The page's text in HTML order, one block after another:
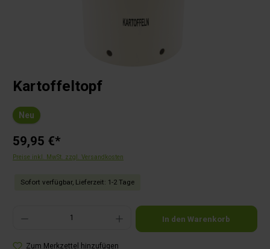
Kartoffeltopf
Neu
59,95 €*
Preise inkl. MwSt. zzgl. Versandkosten
Sofort verfügbar, Lieferzeit: 1-2 Tage
Produkt Anzahl: Gib den gewünschten Wert ein oder benutze die Schaltflächen um die
In den Warenkorb
Zum Merkzettel hinzufügen